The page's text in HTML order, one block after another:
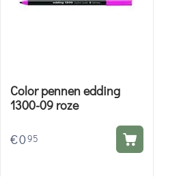
Color pennen edding
1300-09 roze
€095